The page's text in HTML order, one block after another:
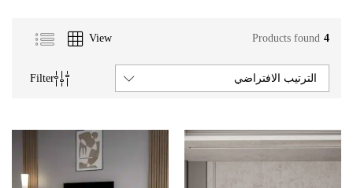
4
Products found
View
Filter الترتيب الافتراضي